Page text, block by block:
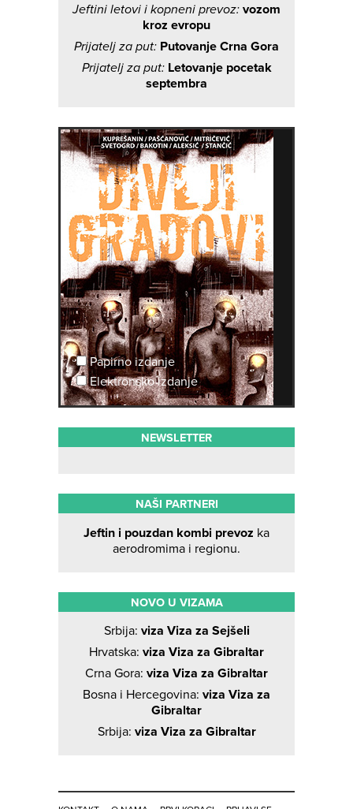
Jeftini letovi i kopneni prevoz: vozom
kroz evropu
Prijatelj za put: Putovanje Crna Gora
Prijatelj za put: Letovanje pocetak
septembra
Papirno izdanje
Elektronsko izdanje
NEWSLETTER
NAŠI PARTNERI
Jeftin i pouzdan kombi prevoz ka
aerodromima i regionu.
NOVO U VIZAMA
Srbija: viza Viza za Sejšeli
Hrvatska: viza Viza za Gibraltar
Crna Gora: viza Viza za Gibraltar
Bosna i Hercegovina: viza Viza za
Gibraltar
Srbija: viza Viza za Gibraltar